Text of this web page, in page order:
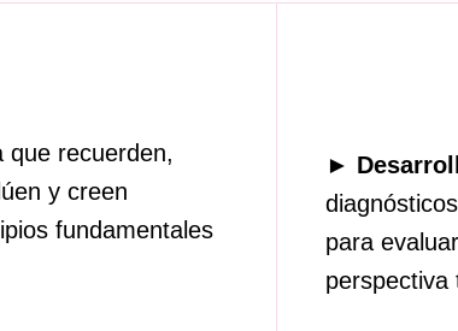
que recuerden,
y creen
fundamentales
►
para
perspectiva